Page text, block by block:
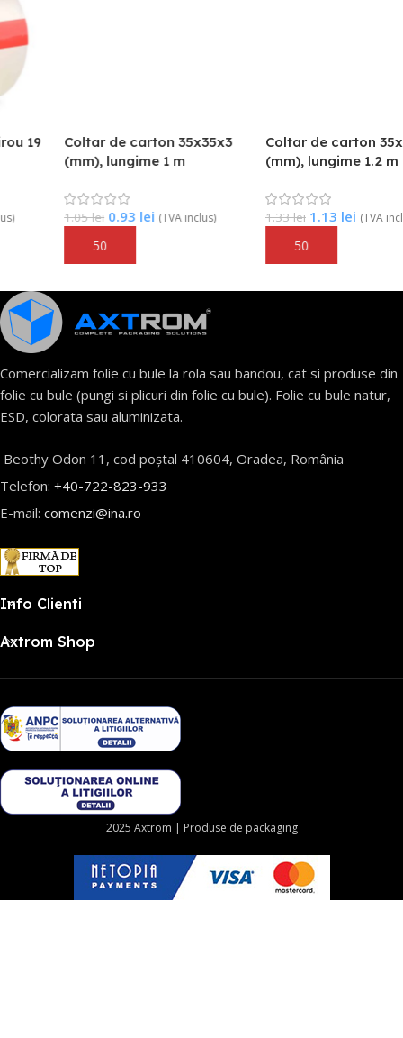
Coltar de carton 35x35x3
(mm), lungime 1 m
1.05 0.93lei (TVA inclus)
Adaugă În Coș
Coltar de carton 35x35x3
(mm), lungime 1.2 m
1.33 1.13lei (TVA inclus)
Adaugă În Coș
Comercializam folie cu bule la rola sau bandou, cat si produse din
folie cu bule (pungi si plicuri din folie cu bule). Folie cu bule natur,
ESD, colorata sau aluminizata.
Beothy Odon 11, cod poștal 410604, Oradea, România
Telefon: +40-722-823-933
E-mail: comenzi@ina.ro
Info Clienti
Axtrom Shop
2025 Axtrom | Produse de packaging